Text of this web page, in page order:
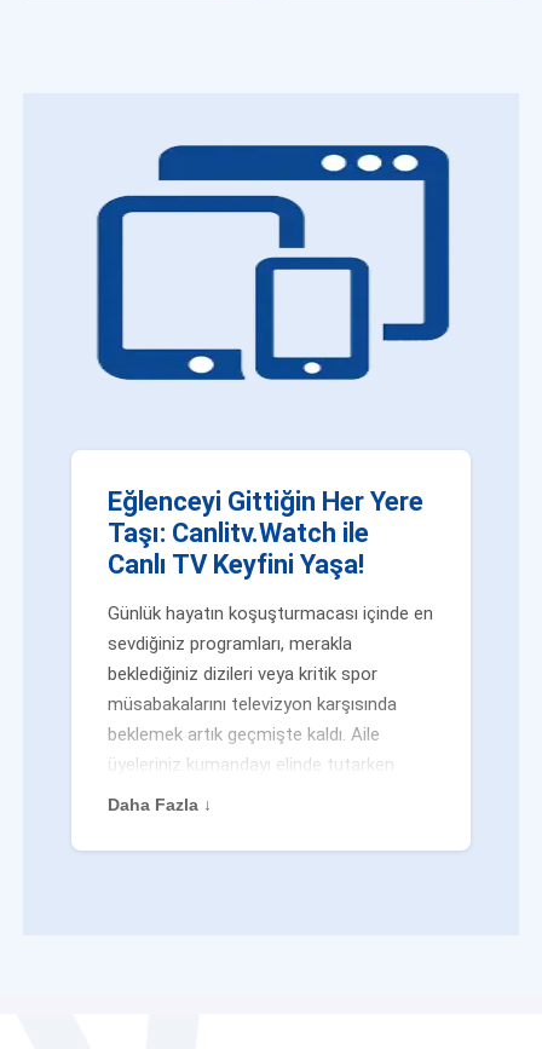
Eğlenceyi Gittiğin Her Yere
Taşı: Canlitv.Watch ile
Canlı TV Keyfini Yaşa!
Günlük hayatın koşuşturmacası içinde en
sevdiğiniz programları, merakla
beklediğiniz dizileri veya kritik spor
müsabakalarını televizyon karşısında
beklemek artık geçmişte kaldı. Aile
üyeleriniz kumandayı elinde tutarken
veya siz evden uzaktayken bile
değilsiniz. Geleneksel yayıncılığın
Daha Fazla ↓